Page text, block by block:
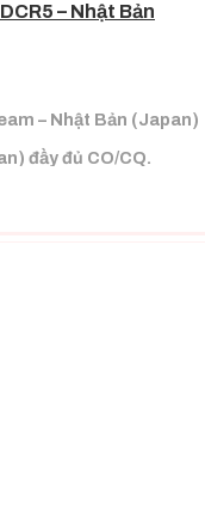
– Nhật Bản
– Nhật Bản (Japan)
đầy đủ CO/CQ.